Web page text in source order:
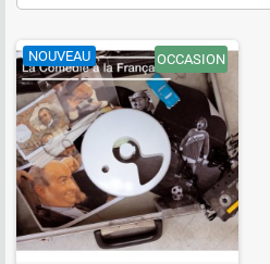
NOUVEAU OCCASION